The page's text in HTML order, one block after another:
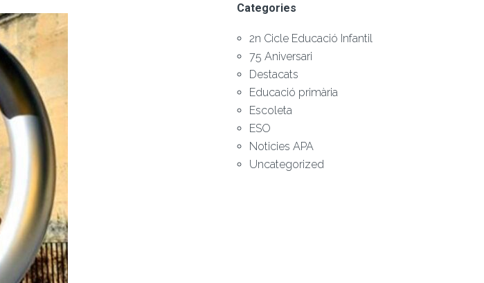
Categories
2n Cicle Educació Infantil
75 Aniversari
Destacats
Educació primària
Escoleta
ESO
Noticies APA
Uncategorized